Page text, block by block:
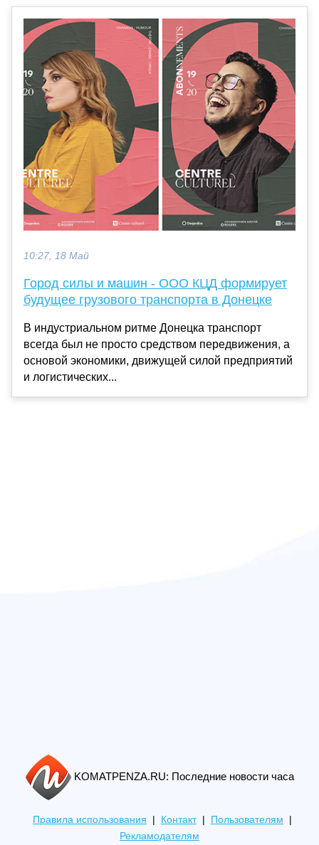
10:27, 18 Май
Город силы и машин - ООО КЦД формирует
будущее грузового транспорта в Донецке
В индустриальном ритме Донецка транспорт
всегда был не просто средством передвижения, а
основой экономики, движущей силой предприятий
и логистических...
KOMATPENZA.RU: Последние новости часа
Правила использования Контакт| Пользователям
Рекламодателям